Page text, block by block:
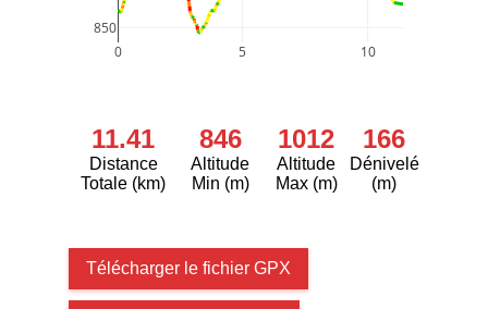
0 5 10
850
11.41
Distance
Totale (km)
846
Altitude
Min (m)
1012
Altitude
Max (m)
166
Dénivelé
(m)
Télécharger le fichier GPX